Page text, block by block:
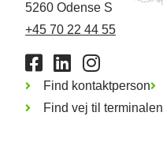
5260 Odense S
+45 70 22 44 55
Find kontaktperson
Find vej til terminalen